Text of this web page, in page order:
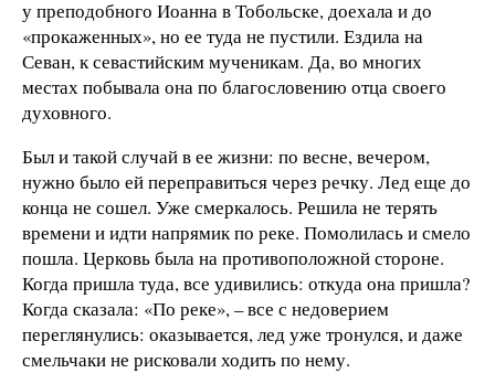
у преподобного Иоанна в Тобольске, доехала и до
«прокаженных», но ее туда не пустили. Ездила на
Севан, к севастийским мученикам. Да, во многих
местах побывала она по благословению отца своего
духовного.
Был и такой случай в ее жизни: по весне, вечером,
нужно было ей переправиться через речку. Лед еще до
конца не сошел. Уже смеркалось. Решила не терять
времени и идти напрямик по реке. Помолилась и смело
пошла. Церковь была на противоположной стороне.
Когда пришла туда, все удивились: откуда она пришла?
Когда сказала: «По реке», – все с недоверием
переглянулись: оказывается, лед уже тронулся, и даже
смельчаки не рисковали ходить по нему.